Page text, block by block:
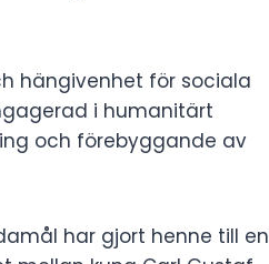
hängivenhet för sociala
i humanitärt
och förebyggande av
har gjort henne till en